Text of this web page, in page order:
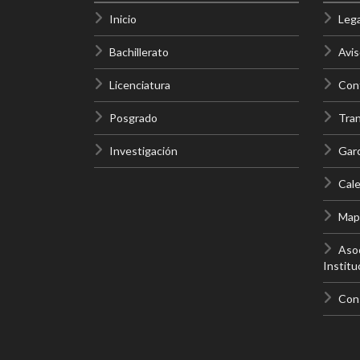
Inicio
Bachillerato
Licenciatura
Posgrado
Investigación